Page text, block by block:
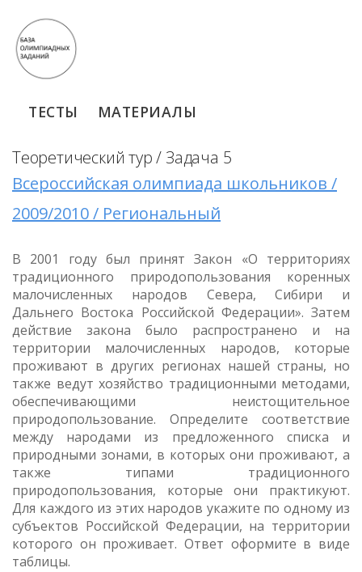
ТЕСТЫ МАТЕРИАЛЫ
Теоретический тур / Задача 5
Всероссийская олимпиада школьников /
2009/2010 / Региональный
В 2001 году был принят Закон «О территориях
традиционного природопользования коренных
малочисленных народов Севера, Сибири и
Дальнего Востока Российской Федерации». Затем
действие закона было распространено и на
территории малочисленных народов, которые
проживают в других регионах нашей страны, но
также ведут хозяйство традиционными методами,
обеспечивающими неистощительное
природопользование. Определите соответствие
между народами из предложенного списка и
природными зонами, в которых они проживают, а
также типами традиционного
природопользования, которые они практикуют.
Для каждого из этих народов укажите по одному из
субъектов Российской Федерации, на территории
которого он проживает. Ответ оформите в виде
таблицы.